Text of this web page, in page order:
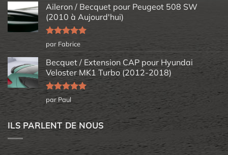
Aileron / Becquet pour Peugeot 508 SW
(2010 à Aujourd'hui)
Note5sur
5
par Fabrice
Becquet / Extension CAP pour Hyundai
Veloster MK1 Turbo (2012-2018)
Note5sur
5
par Paul
ILS PARLENT DE NOUS